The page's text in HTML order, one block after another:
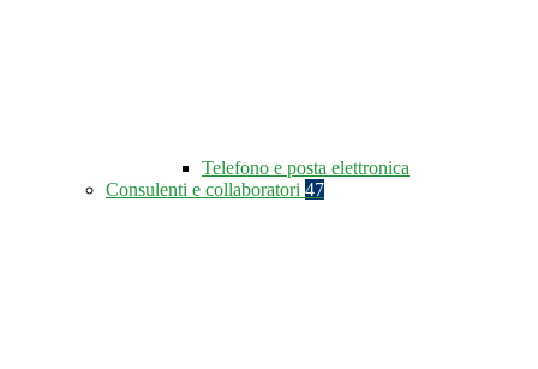
Telefono e posta elettronica
Consulenti e collaboratori 47